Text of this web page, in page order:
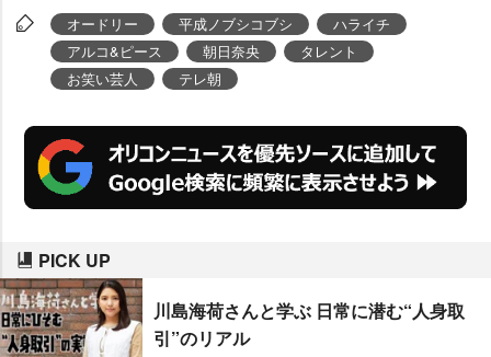
オードリー 平成ノブシコブシ
ハライチ
アルコ&ピース
朝日奈央
タレント
お笑い芸人
テレ朝
PICK UP
川島海荷さんと学ぶ 日常に潜む“人身取
引”のリアル